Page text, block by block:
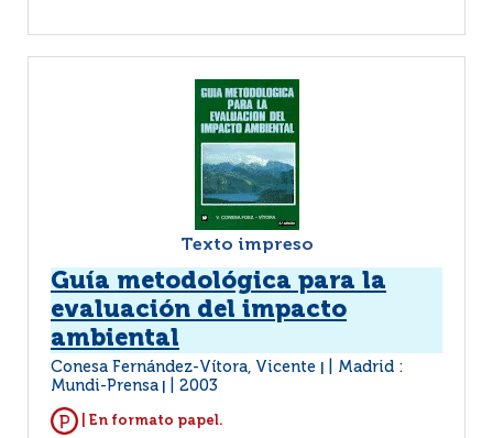
Texto impreso
Guía metodológica para la
evaluación del impacto
ambiental
Conesa Fernández-Vítora, Vicente
Madrid :
Mundi-Prensa
2003
| En formato papel.